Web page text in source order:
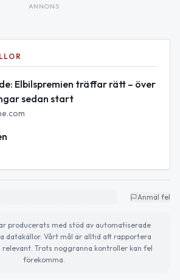
ANNONS
Elbilspremien träffar rätt – över
sedan start
Anmäl fel
producerats med stöd av automatiserade
datakällor. Vårt mål är alltid att rapportera
relevant. Trots noggranna kontroller kan fel
förekomma.